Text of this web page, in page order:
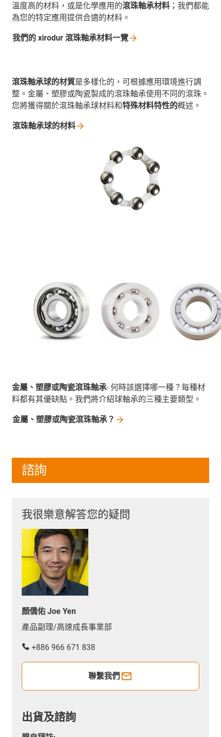
溫度高的材料，或是化學應用的滾珠軸承材料 ；我們都能
為您的特定應用提供合適的材料。
我們的 xirodur 滾珠軸承材料一覽
滾珠軸承球的材質是多樣化的，可根據應用環境進行調
整。金屬、塑膠或陶瓷製成的滾珠軸承使用不同的滾珠。
您將獲得關於滾珠軸承球材料和特殊材料特性的概述。
滾珠軸承球的材料
金屬、塑膠或陶瓷滾珠軸承- 何時該選擇哪一種？每種材
料都有其優缺點。我們將介紹球軸承的三種主要類型。
金屬、塑膠或陶瓷滾珠軸承？
諮詢
我很樂意解答您的疑問
顏僑佑 Joe Yen
產品副理/高速成長事業部
+886 966 671 838
聯繫我們
出貨及諮詢